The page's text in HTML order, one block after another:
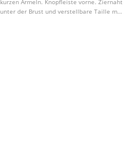
kurzen Ärmeln. Knopfleiste vorne. Ziernaht
unter der Brust und verstellbare Taille mit